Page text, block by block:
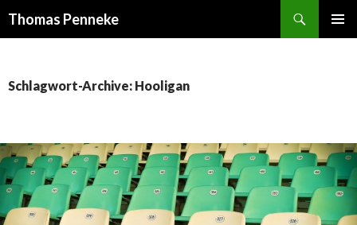
Thomas Penneke
Schlagwort-Archive: Hooligan